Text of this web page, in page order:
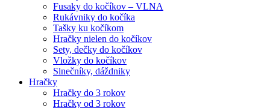
Fusaky do kočíkov – VLNA
Rukávniky do kočíka
Tašky ku kočíkom
Hračky nielen do kočíkov
Sety, dečky do kočíkov
Vložky do kočíkov
Slnečníky, dáždniky
Hračky
Hračky do 3 rokov
Hračky od 3 rokov